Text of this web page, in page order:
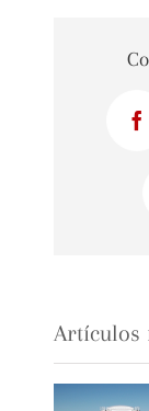
Artículos